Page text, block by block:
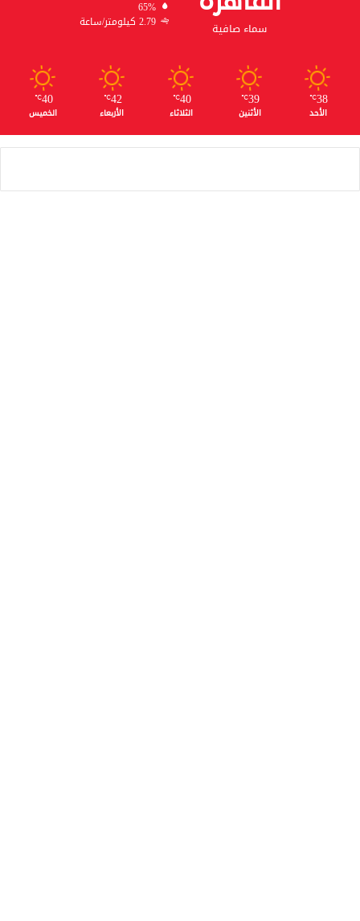
سماء صافية
65%
2.79 كيلومتر/ساعة
38
℃
الأحد
39
℃
الأثنين
40
℃
الثلاثاء
42
℃
الأربعاء
40
℃
الخميس